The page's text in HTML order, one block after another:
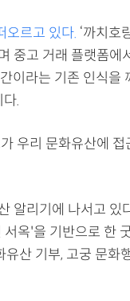
오르고 있다. ‘까치호
중고 거래 플랫폼에
이라는 기존 인식을
.
우리 문화유산에 접
알리기에 나서고 있
옥'을 기반으로 한
산 기부, 고궁 문화